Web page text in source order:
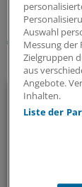
Anlagen-
Ihr
Beruf &
Kolleginnen
Auswahl
Messung der
Zielgruppen
aus
Angebote.
Inhalten.
Liste der